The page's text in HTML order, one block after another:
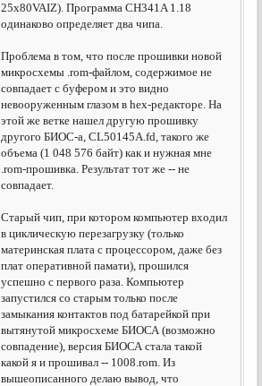
25x80VAIZ). Программа CH341A 1.18
одинаково определяет два чипа.
Проблема в том, что после прошивки новой
микросхемы .rom-файлом, содержимое не
совпадает с буфером и это видно
невооруженным глазом в hex-редакторе. На
этой же ветке нашел другую прошивку
другого БИОС-а, CL50145A.fd, такого же
объема (1 048 576 байт) как и нужная мне
.rom-прошивка. Результат тот же -- не
совпадает.
Старый чип, при котором компьютер входил
в циклическую перезагрузку (только
материнская плата с процессором, даже без
плат оперативной памати), прошился
успешно с первого раза. Компьютер
запустился со старым только после
замыкания контактов под батарейкой при
вытянутой микросхеме БИОСА (возможно
совпадение), версия БИОСА стала такой
какой я и прошивал -- 1008.rom. Из
вышеописанного делаю вывод, что